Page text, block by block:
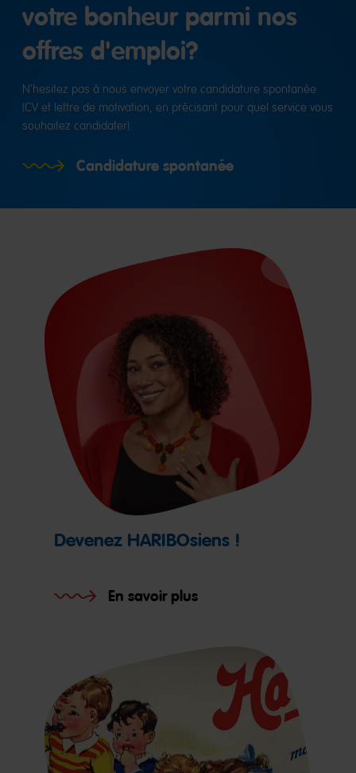
votre bonheur parmi nos
offres d'emploi?
N'hesitez pas à nous envoyer votre candidature spontanèe
(CV et lettre de motivation, en précisant pour quel service vous
souhaitez candidater).
Candidature spontanée
Devenez HARIBOsiens !
En savoir plus